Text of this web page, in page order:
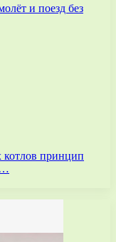
и поезд без
котлов принцип